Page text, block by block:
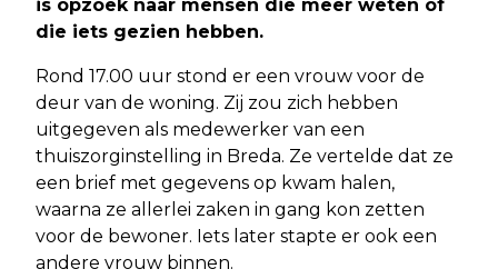
is opzoek naar mensen die meer weten of
die iets gezien hebben.
Rond 17.00 uur stond er een vrouw voor de
deur van de woning. Zij zou zich hebben
uitgegeven als medewerker van een
thuiszorginstelling in Breda. Ze vertelde dat ze
een brief met gegevens op kwam halen,
waarna ze allerlei zaken in gang kon zetten
voor de bewoner. Iets later stapte er ook een
andere vrouw binnen.